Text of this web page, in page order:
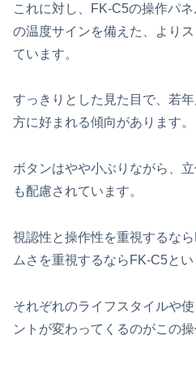
これに対し、FK‑C5の操作パ
の温度サインを備えた、より
ています。
すっきりとした見た目で、若
方に好まれる傾向があります。
ボタンはやや小ぶりながら、
も配慮されています。
視認性と操作性を重視するな
ムさを重視するならFK‑C5と
それぞれのライフスタイルや
ントが変わってくるのがこの